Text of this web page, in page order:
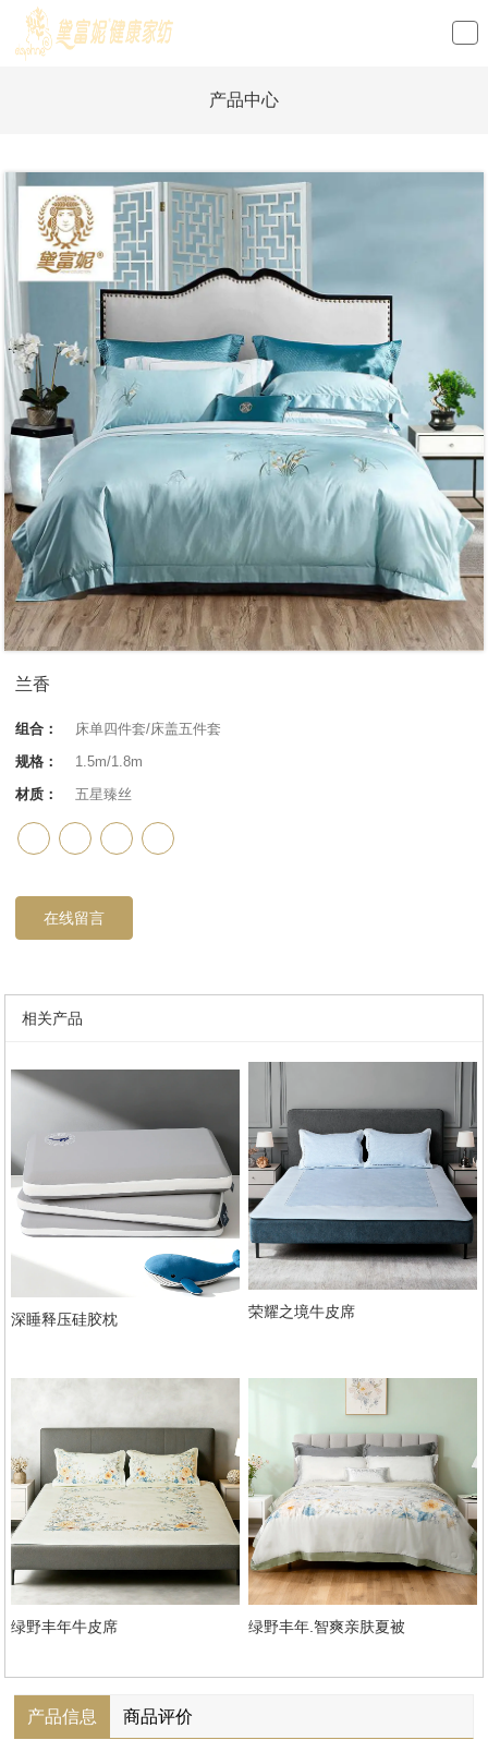
loading
产品中心
兰香
组合：
床单四件套/床盖五件套
规格：
1.5m/1.8m
材质：
五星臻丝
在线留言
相关产品
深睡释压硅胶枕 荣耀之境牛皮席
绿野丰年牛皮席 绿野丰年.智爽亲肤夏被
产品信息 商品评价